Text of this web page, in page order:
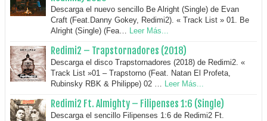
Descarga el nuevo sencillo Be Alright (Single) de Evan
Craft (Feat.Danny Gokey, Redimi2). « Track List » 01. Be
Alright (Single) (Fea…
Leer Más...
Redimi2 – Trapstornadores (2018)
Descarga el disco Trapstornadores (2018) de Redimi2. «
Track List »01 – Trapstorno (Feat. Natan El Profeta,
Rubinsky RBK & Philippe) 02 … Leer Más...
Redimi2 Ft. Almighty – Filipenses 1:6 (Single)
Descarga el sencillo Filipenses 1:6 de Redimi2 Ft.